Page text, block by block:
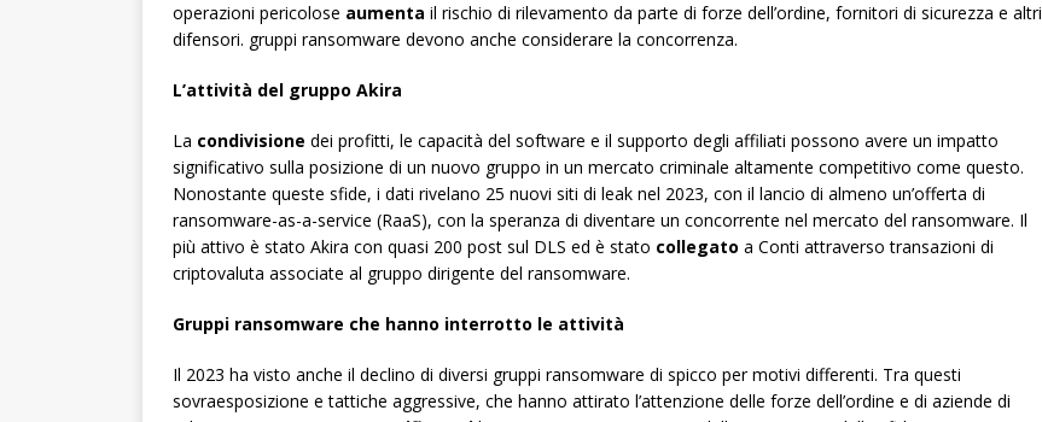
operazioni pericolose aumenta il rischio di rilevamento da parte di forze dell’ordine, fornitori di sicurezza e altri
difensori. gruppi ransomware devono anche considerare la concorrenza.
L’attività del gruppo Akira
La condivisione dei profitti, le capacità del software e il supporto degli affiliati possono avere un impatto
significativo sulla posizione di un nuovo gruppo in un mercato criminale altamente competitivo come questo.
Nonostante queste sfide, i dati rivelano 25 nuovi siti di leak nel 2023, con il lancio di almeno un’offerta di
ransomware-as-a-service (RaaS), con la speranza di diventare un concorrente nel mercato del ransomware. Il
più attivo è stato Akira con quasi 200 post sul DLS ed è stato collegato a Conti attraverso transazioni di
criptovaluta associate al gruppo dirigente del ransomware.
Gruppi ransomware che hanno interrotto le attività
Il 2023 ha visto anche il declino di diversi gruppi ransomware di spicco per motivi differenti. Tra questi
sovraesposizione e tattiche aggressive, che hanno attirato l’attenzione delle forze dell’ordine e di aziende di